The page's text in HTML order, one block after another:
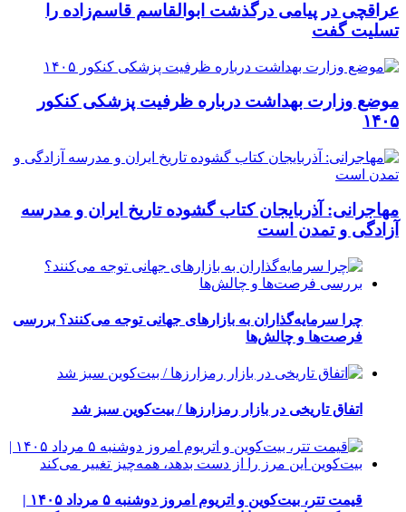
عراقچی در پیامی درگذشت ابوالقاسم قاسم‌زاده را
تسلیت گفت
موضع وزارت بهداشت درباره ظرفیت پزشکی کنکور
۱۴۰۵
مهاجرانی: آذربایجان کتاب گشوده تاریخ ایران و مدرسه
آزادگی و تمدن است
چرا سرمایه‌گذاران به بازارهای جهانی توجه می‌کنند؟ بررسی
فرصت‌ها و چالش‌ها
اتفاق تاریخی در بازار رمزارزها / بیت‌کوین سبز شد
قیمت تتر، بیت‌کوین و اتریوم امروز دوشنبه ۵ مرداد ۱۴۰۵ |